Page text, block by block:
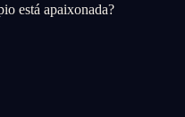
está apaixonada?